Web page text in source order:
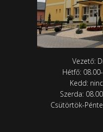
Vezető:
Hétfő:
Kedd:
Szerda:
Csütörtök-